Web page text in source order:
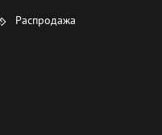
Распродажа